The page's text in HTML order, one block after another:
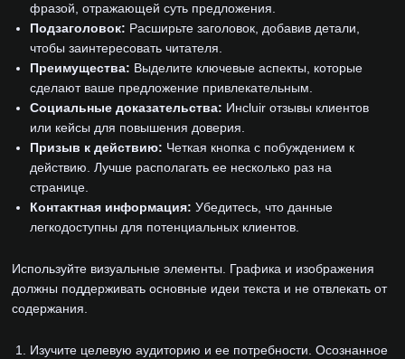
фразой, отражающей суть предложения.
Подзаголовок: Расширьте заголовок, добавив детали,
чтобы заинтересовать читателя.
Преимущества: Выделите ключевые аспекты, которые
сделают ваше предложение привлекательным.
Социальные доказательства: Инcluir отзывы клиентов
или кейсы для повышения доверия.
Призыв к действию: Четкая кнопка с побуждением к
действию. Лучше располагать ее несколько раз на
странице.
Контактная информация: Убедитесь, что данные
легкодоступны для потенциальных клиентов.
Используйте визуальные элементы. Графика и изображения
должны поддерживать основные идеи текста и не отвлекать от
содержания.
Изучите целевую аудиторию и ее потребности. Осознанное